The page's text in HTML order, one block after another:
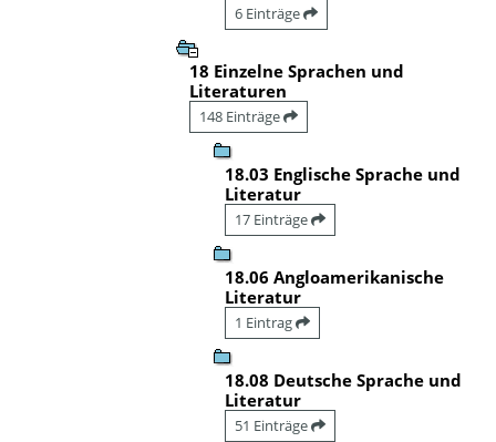
6 Einträge
18 Einzelne Sprachen und
Literaturen
148 Einträge
18.03 Englische Sprache und
Literatur
17 Einträge
18.06 Angloamerikanische
Literatur
1 Eintrag
18.08 Deutsche Sprache und
Literatur
51 Einträge